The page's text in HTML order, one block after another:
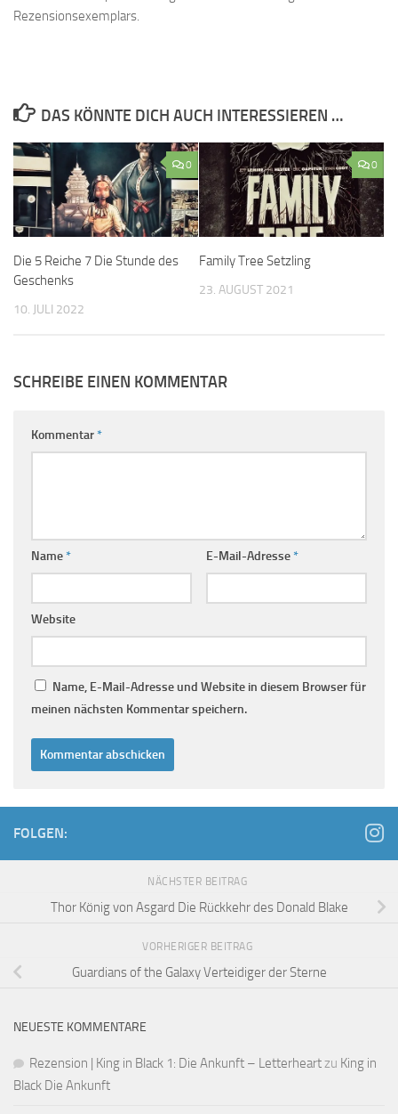
Rezensionsexemplars.
DAS KÖNNTE DICH AUCH INTERESSIEREN …
0
Die 5 Reiche 7 Die Stunde des
Geschenks
10. JULI 2022
0
Family Tree Setzling
23. AUGUST 2021
SCHREIBE EINEN KOMMENTAR
Kommentar*
Name* E-Mail-Adresse*
Website
Name, E-Mail-Adresse und Website in diesem Browser für
meinen nächsten Kommentar speichern.
FOLGEN:
NÄCHSTER BEITRAG
Thor König von Asgard Die Rückkehr des Donald Blake
VORHERIGER BEITRAG
Guardians of the Galaxy Verteidiger der Sterne
NEUESTE KOMMENTARE
Rezension | King in Black 1: Die Ankunft – Letterheartzu King in
Black Die Ankunft